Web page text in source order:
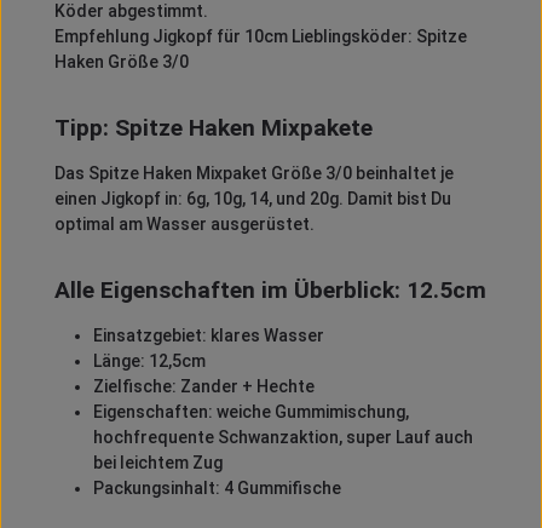
Köder abgestimmt.
Empfehlung Jigkopf für 10cm Lieblingsköder: Spitze
Haken Größe 3/0
Tipp: Spitze Haken Mixpakete
Das Spitze Haken Mixpaket Größe 3/0 beinhaltet je
einen Jigkopf in: 6g, 10g, 14, und 20g. Damit bist Du
optimal am Wasser ausgerüstet.
Alle Eigenschaften im Überblick: 12.5cm
Einsatzgebiet: klares Wasser
Länge: 12,5cm
Zielfische: Zander + Hechte
Eigenschaften: weiche Gummimischung,
hochfrequente Schwanzaktion, super Lauf auch
bei leichtem Zug
Packungsinhalt: 4 Gummifische